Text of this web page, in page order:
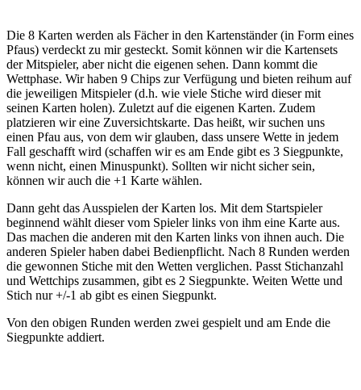
Die 8 Karten werden als Fächer in den Kartenständer (in Form eines
Pfaus) verdeckt zu mir gesteckt. Somit können wir die Kartensets
der Mitspieler, aber nicht die eigenen sehen. Dann kommt die
Wettphase. Wir haben 9 Chips zur Verfügung und bieten reihum auf
die jeweiligen Mitspieler (d.h. wie viele Stiche wird dieser mit
seinen Karten holen). Zuletzt auf die eigenen Karten. Zudem
platzieren wir eine Zuversichtskarte. Das heißt, wir suchen uns
einen Pfau aus, von dem wir glauben, dass unsere Wette in jedem
Fall geschafft wird (schaffen wir es am Ende gibt es 3 Siegpunkte,
wenn nicht, einen Minuspunkt). Sollten wir nicht sicher sein,
können wir auch die +1 Karte wählen.
Dann geht das Ausspielen der Karten los. Mit dem Startspieler
beginnend wählt dieser vom Spieler links von ihm eine Karte aus.
Das machen die anderen mit den Karten links von ihnen auch. Die
anderen Spieler haben dabei Bedienpflicht. Nach 8 Runden werden
die gewonnen Stiche mit den Wetten verglichen. Passt Stichanzahl
und Wettchips zusammen, gibt es 2 Siegpunkte. Weiten Wette und
Stich nur +/-1 ab gibt es einen Siegpunkt.
Von den obigen Runden werden zwei gespielt und am Ende die
Siegpunkte addiert.